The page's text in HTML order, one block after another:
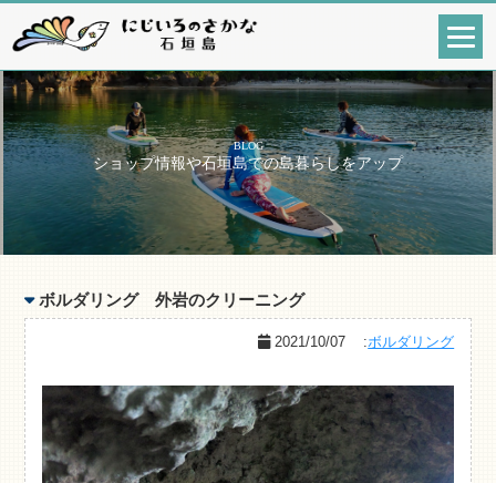
BLOG
ショップ情報や石垣島での島暮らしをアップ
ボルダリング 外岩のクリーニング
2021/10/07 :ボルダリング